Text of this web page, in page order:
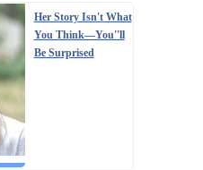
Her Story Isn't What
You Think—You''ll
Be Surprised